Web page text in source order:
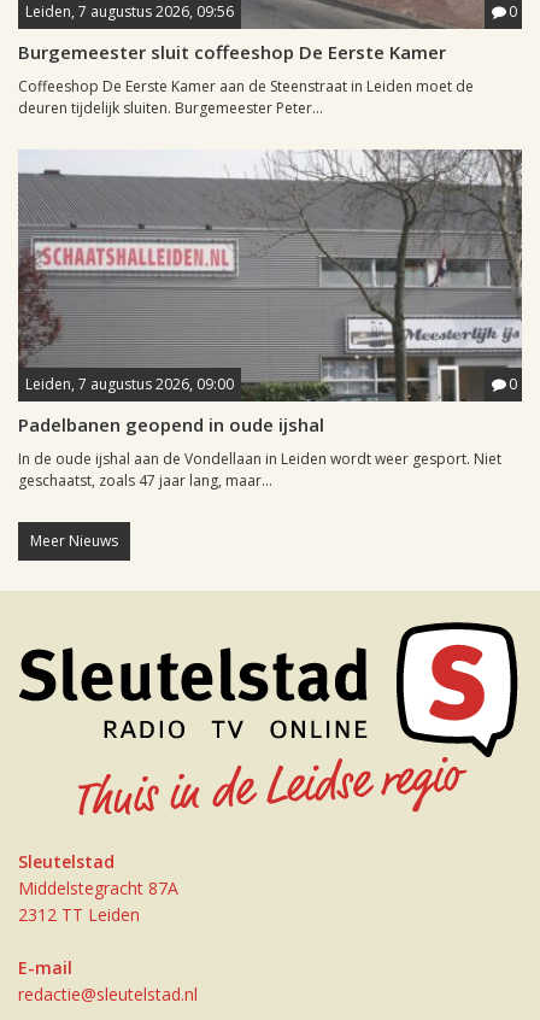
Leiden, 7 augustus 2026, 09:56 0
Burgemeester sluit coffeeshop De Eerste Kamer
Coffeeshop De Eerste Kamer aan de Steenstraat in Leiden moet de
deuren tijdelijk sluiten. Burgemeester Peter...
Leiden, 7 augustus 2026, 09:00 0
Padelbanen geopend in oude ijshal
In de oude ijshal aan de Vondellaan in Leiden wordt weer gesport. Niet
geschaatst, zoals 47 jaar lang, maar...
Meer Nieuws
Sleutelstad
Middelstegracht 87A
2312 TT Leiden
E-mail
redactie@sleutelstad.nl